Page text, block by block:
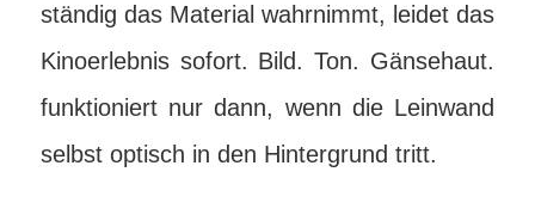
ständig das Material wahrnimmt, leidet das
Kinoerlebnis sofort. Bild. Ton. Gänsehaut.
funktioniert nur dann, wenn die Leinwand
selbst optisch in den Hintergrund tritt.